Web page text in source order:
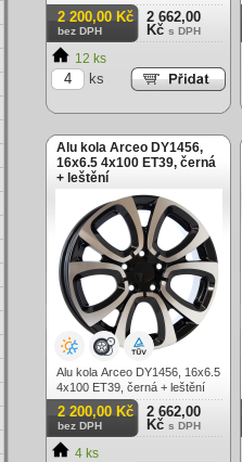
2 200,00 Kč
bez DPH
2 662,00
Kč s DPH
12 ks
ks
Alu kola Arceo DY1456,
16x6.5 4x100 ET39, černá
+ leštění
Alu kola Arceo DY1456, 16x6.5
4x100 ET39, černá + leštění
2 200,00 Kč
bez DPH
2 662,00
Kč s DPH
4 ks